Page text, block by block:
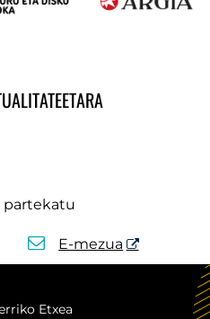
partekatu
E-mezua
Etxea